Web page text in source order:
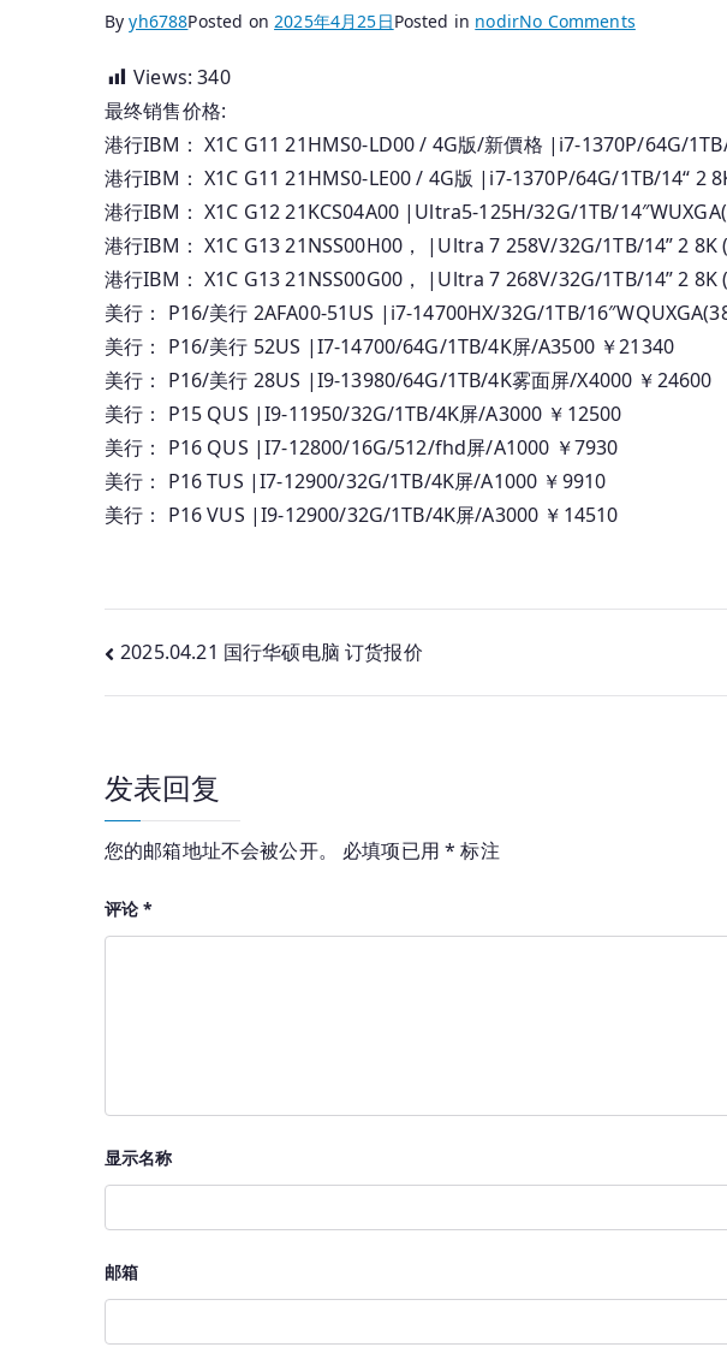
Byyh6788Posted on2025年4月25日Posted in nodirNo Commentson
行
貨
Thinkpad
記
本
_
人
民
Views: 340
最终销售价格:
港行IBM： X1C G11 21HMS0-LD00 / 4G版/新價格 |i7-1370P/64G/
港行IBM： X1C G11 21HMS0-LE00 / 4G版 |i7-1370P/64G/1TB/14“
港行IBM： X1C G12 21KCS04A00 |Ultra5-125H/32G/1TB/
港行IBM： X1C G13 21NSS00H00， |Ultra 7 258V/32G/1TB/14” 2
港行IBM： X1C G13 21NSS00G00， |Ultra 7 268V/32G/1TB/14” 2
美行： P16/美行 2AFA00-51US |i7-14700HX/32G/1TB/
美行： P16/美行 52US |I7-14700/64G/1TB/4K屏/A3500 ￥21340
美行： P16/美行 28US |I9-13980/64G/1TB/4K雾面屏/X4000 ￥24600
美行： P15 QUS |I9-11950/32G/1TB/4K屏/A3000 ￥12500
美行： P16 QUS |I7-12800/16G/512/fhd屏/A1000 ￥7930
美行： P16 TUS |I7-12900/32G/1TB/4K屏/A1000 ￥9910
美行： P16 VUS |I9-12900/32G/1TB/4K屏/A3000 ￥14510
文
章
航
2025.04.21 国行华硕电脑 订货报价
发表回复
您的邮箱地址不会被公开。 必填项已用* 标注
评论*
显示名称
邮箱